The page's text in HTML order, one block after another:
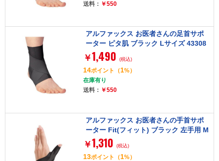
送料： ￥550
アルファックス お医者さんの足首サポ
ーター ピタ肌 ブラック Lサイズ 43308
8
￥1,490 (税込)
14ポイント （1%）
在庫有り
送料： ￥550
アルファックス お医者さんの手首サポ
ーター Fit(フィット) ブラック 左手用 M
サイズ 434771
￥1,310 (税込)
13ポイント （1%）